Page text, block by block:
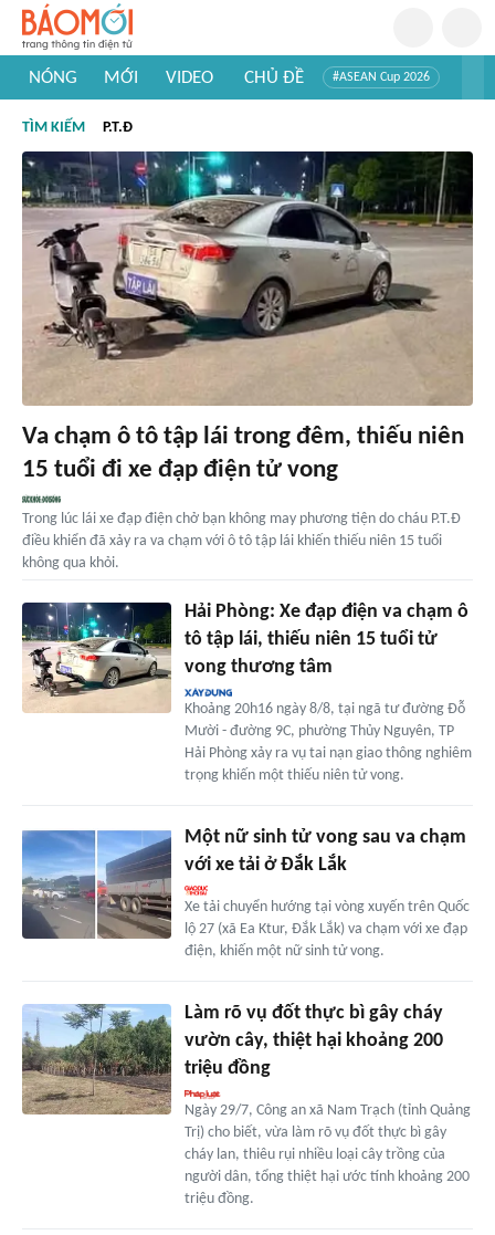
NÓNG MỚI VIDEO CHỦ ĐỀ #ASEAN Cup 2026
#Khám phá Việt Nam
TÌM KIẾM P.T.Đ
Va chạm ô tô tập lái trong đêm, thiếu niên
15 tuổi đi xe đạp điện tử vong
Trong lúc lái xe đạp điện chở bạn không may phương tiện do cháu P.T.Đ
điều khiển đã xảy ra va chạm với ô tô tập lái khiến thiếu niên 15 tuổi
không qua khỏi.
Hải Phòng: Xe đạp điện va chạm ô
tô tập lái, thiếu niên 15 tuổi tử
vong thương tâm
Khoảng 20h16 ngày 8/8, tại ngã tư đường Đỗ
Mười - đường 9C, phường Thủy Nguyên, TP
Hải Phòng xảy ra vụ tai nạn giao thông nghiêm
trọng khiến một thiếu niên tử vong.
Một nữ sinh tử vong sau va chạm
với xe tải ở Đắk Lắk
Xe tải chuyển hướng tại vòng xuyến trên Quốc
lộ 27 (xã Ea Ktur, Đắk Lắk) va chạm với xe đạp
điện, khiến một nữ sinh tử vong.
Làm rõ vụ đốt thực bì gây cháy
vườn cây, thiệt hại khoảng 200
triệu đồng
Ngày 29/7, Công an xã Nam Trạch (tỉnh Quảng
Trị) cho biết, vừa làm rõ vụ đốt thực bì gây
cháy lan, thiêu rụi nhiều loại cây trồng của
người dân, tổng thiệt hại ước tính khoảng 200
triệu đồng.